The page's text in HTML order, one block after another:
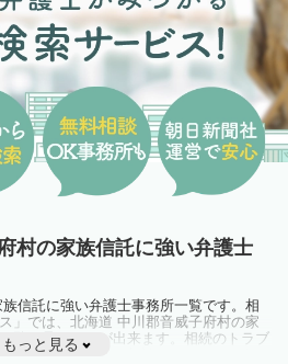
村の家族信託に強い弁護士
信託に強い弁護士事務所一覧です。相
」では、北海道 中川郡音威子府村の家
覧で見ることが出来ます。相続のトラブ
度近隣の弁護士に相談してみましょう。
もっと見る